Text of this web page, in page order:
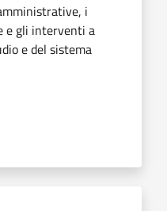
i
e gli interventi a
e del sistema